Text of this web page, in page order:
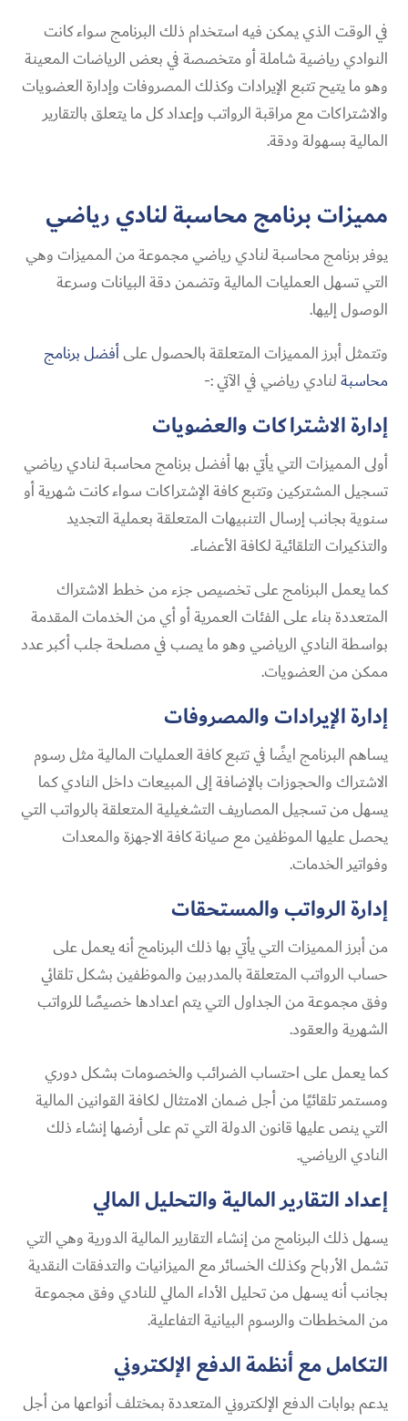
في الوقت الذي يمكن فيه استخدام ذلك البرنامج سواء كانت
النوادي رياضية شاملة أو متخصصة في بعض الرياضات المعينة
وهو ما يتيح تتبع الإيرادات وكذلك المصروفات وإدارة العضويات
والاشتراكات مع مراقبة الرواتب وإعداد كل ما يتعلق بالتقارير
المالية بسهولة ودقة.
مميزات برنامج محاسبة لنادي رياضي​
يوفر برنامج محاسبة لنادي رياضي​ مجموعة من المميزات وهي
التي تسهل العمليات المالية وتضمن دقة البيانات وسرعة
الوصول إليها.
وتتمثل أبرز المميزات المتعلقة بالحصول علىأفضل برنامج
محاسبةلنادي رياضي​ في الآتي :-
إدارة الاشتراكات والعضويات
أولى المميزات التي يأتي بها أفضل برنامج محاسبة لنادي رياضي​
تسجيل المشتركين وتتبع كافة الإشتراكات سواء كانت شهرية أو
سنوية بجانب إرسال التنبيهات المتعلقة بعملية التجديد
والتذكيرات التلقائية لكافة الأعضاء.
كما يعمل البرنامج على تخصيص جزء من خطط الاشتراك
المتعددة بناء على الفئات العمرية أو أي من الخدمات المقدمة
بواسطة النادي الرياضي وهو ما يصب في مصلحة جلب أكبر عدد
ممكن من العضويات.
إدارة الإيرادات والمصروفات
يساهم البرنامج ايضًا في تتبع كافة العمليات المالية مثل رسوم
الاشتراك والحجوزات بالإضافة إلى المبيعات داخل النادي كما
يسهل من تسجيل المصاريف التشغيلية المتعلقة بالرواتب التي
يحصل عليها الموظفين مع صيانة كافة الاجهزة والمعدات
وفواتير الخدمات.
إدارة الرواتب والمستحقات
من أبرز المميزات التي يأتي بها ذلك البرنامج أنه يعمل على
حساب الرواتب المتعلقة بالمدربين والموظفين بشكل تلقائي
وفق مجموعة من الجداول التي يتم اعدادها خصيصًا للرواتب
الشهرية والعقود.
كما يعمل على احتساب الضرائب والخصومات بشكل دوري
ومستمر تلقائيًا من أجل ضمان الامتثال لكافة القوانين المالية
التي ينص عليها قانون الدولة التي تم على أرضها إنشاء ذلك
النادي الرياضي.
إعداد التقارير المالية والتحليل المالي
يسهل ذلك البرنامج من إنشاء التقارير المالية الدورية وهي التي
تشمل الأرباح وكذلك الخسائر مع الميزانيات والتدفقات النقدية
بجانب أنه يسهل من تحليل الأداء المالي للنادي وفق مجموعة
من المخططات والرسوم البيانية التفاعلية.
التكامل مع أنظمة الدفع الإلكتروني
يدعم بوابات الدفع الإلكتروني المتعددة بمختلف أنواعها من أجل